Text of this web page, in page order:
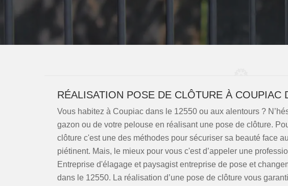
RÉALISATION POSE DE CLÔTURE À COUPIAC
Vous habitez à Coupiac dans le 12550 ou aux alentours ?
gazon ou de votre pelouse en réalisant une pose de clôture.
clôture c'est une des méthodes pour sécuriser sa beauté face
piétinent. Mais, le mieux pour vous c'est d’appeler une
Entreprise d'élagage et paysagist entreprise de pose et
dans le 12550. La réalisation d’une pose de clôture vous